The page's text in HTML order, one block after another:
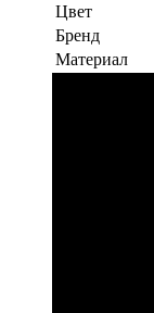
Цвет
Бренд
Материал